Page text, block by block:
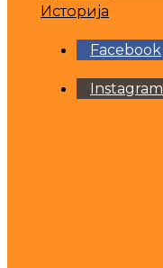
Историја
Facebook
Instagram